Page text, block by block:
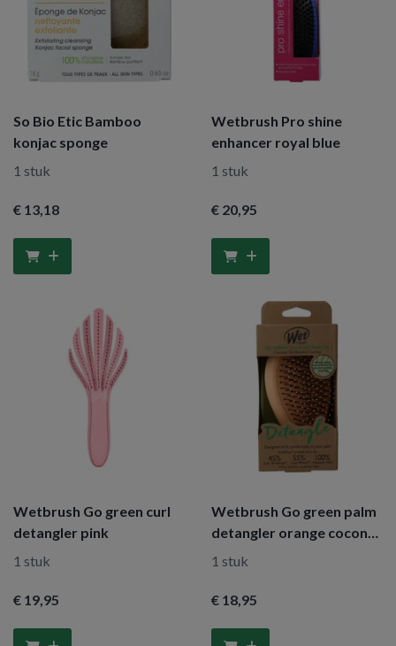
So Bio Etic Bamboo
konjac sponge
1 stuk
€ 13,18
Wetbrush Pro shine
enhancer royal blue
1 stuk
€ 20,95
Wetbrush Go green curl
detangler pink
1 stuk
€ 19,95
Wetbrush Go green palm
detangler orange coconut
oil
1 stuk
€ 18,95